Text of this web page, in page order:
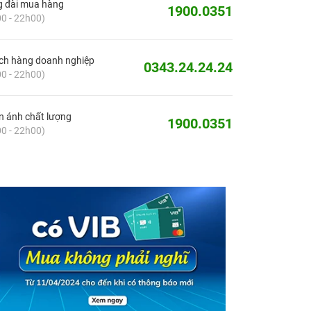
đài mua hàng
- 22h00)
1900.0351
hàng doanh nghiệp
- 22h00)
0343.24.24.24
ánh chất lượng
- 22h00)
1900.0351